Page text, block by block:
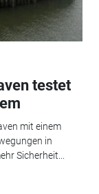
testet
mit einem
in
Sicherheit...